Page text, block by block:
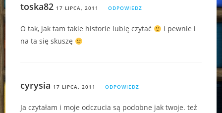
toska82 17 LIPCA, 2011 ODPOWIEDZ
O tak, jak tam takie historie lubię czytać
i pewnie i
na ta się skuszę
cyrysia 17 LIPCA, 2011 ODPOWIEDZ
Ja czytałam i moje odczucia są podobne jak twoje. też